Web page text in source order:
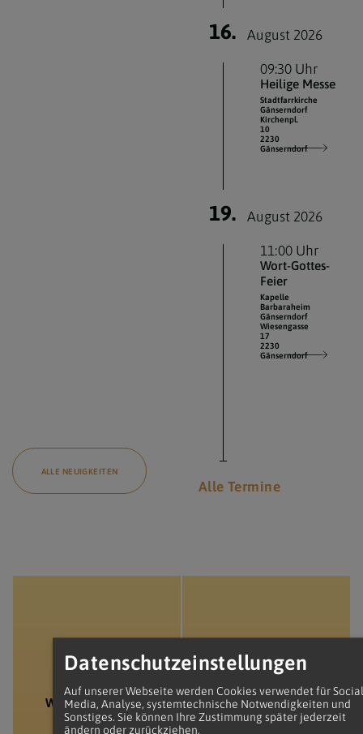
ALLE NEUIGKEITEN
16. August 2026
09:30 Uhr
Heilige Messe
Stadtfarrkirche
Gänserndorf
Kirchenpl.
10
2230
Gänserndorf
19. August 2026
11:00 Uhr
Wort-Gottes-
Feier
Kapelle
Barbaraheim
Gänserndorf
Wiesengasse
17
2230
Gänserndorf
Alle Termine
WOCHENZETTEL PLAKATE
Datenschutzeinstellungen
Auf unserer Webseite werden Cookies verwendet für Social
Media, Analyse, systemtechnische Notwendigkeiten und
Sonstiges. Sie können Ihre Zustimmung später jederzeit
ändern oder zurückziehen.